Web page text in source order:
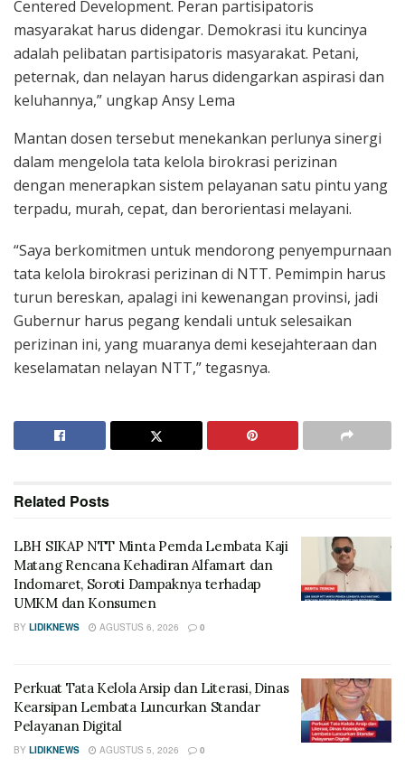
Centered Development. Peran partisipatoris
masyarakat harus didengar. Demokrasi itu kuncinya
adalah pelibatan partisipatoris masyarakat. Petani,
peternak, dan nelayan harus didengarkan aspirasi dan
keluhannya,” ungkap Ansy Lema
Mantan dosen tersebut menekankan perlunya sinergi
dalam mengelola tata kelola birokrasi perizinan
dengan menerapkan sistem pelayanan satu pintu yang
terpadu, murah, cepat, dan berorientasi melayani.
“Saya berkomitmen untuk mendorong penyempurnaan
tata kelola birokrasi perizinan di NTT. Pemimpin harus
turun bereskan, apalagi ini kewenangan provinsi, jadi
Gubernur harus pegang kendali untuk selesaikan
perizinan ini, yang muaranya demi kesejahteraan dan
keselamatan nelayan NTT,” tegasnya.
Related Posts
LBH SIKAP NTT Minta Pemda Lembata Kaji
Matang Rencana Kehadiran Alfamart dan
Indomaret, Soroti Dampaknya terhadap
UMKM dan Konsumen
BY LIDIKNEWS AGUSTUS 6, 2026 0
Perkuat Tata Kelola Arsip dan Literasi, Dinas
Kearsipan Lembata Luncurkan Standar
Pelayanan Digital
BY LIDIKNEWS AGUSTUS 5, 2026 0